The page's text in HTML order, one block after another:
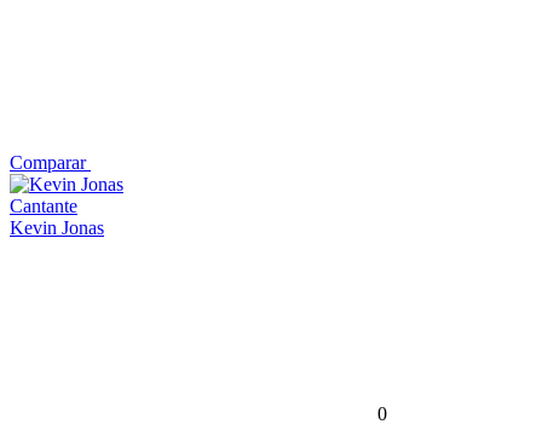
Comparar
Cantante
Kevin Jonas
0